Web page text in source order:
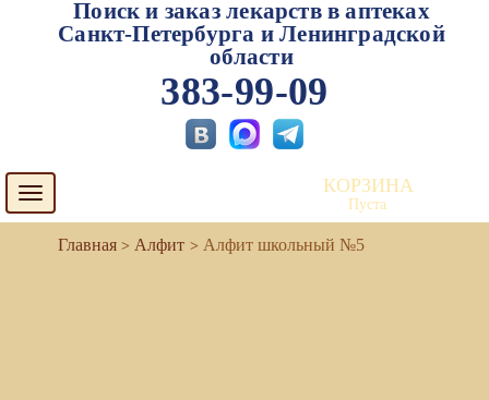
Поиск и заказ лекарств в аптеках
Санкт-Петербурга и Ленинградской
области
383-99-09
Toggle
navigation
КОРЗИНА
Пуста
Алфит Алфит школьный №5